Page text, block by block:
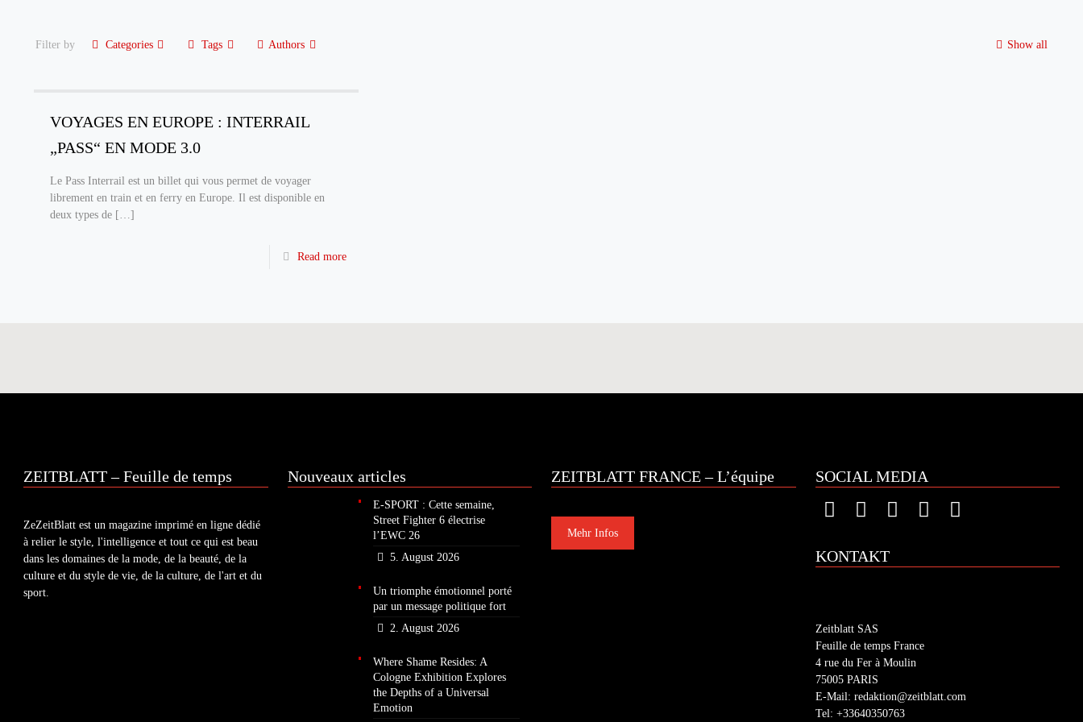
Filter by Categories Tags Authors Show all
VOYAGES EN EUROPE : INTERRAIL
„PASS“ EN MODE 3.0
Le Pass Interrail est un billet qui vous permet de voyager
librement en train et en ferry en Europe. Il est disponible en
deux types de[…]
Read more
ZEITBLATT – Feuille de temps
ZeZeitBlatt est un magazine imprimé en ligne dédié
à relier le style, l'intelligence et tout ce qui est beau
dans les domaines de la mode, de la beauté, de la
culture et du style de vie, de la culture, de l'art et du
sport.
Nouveaux articles
E-SPORT : Cette semaine,
Street Fighter 6 électrise
l’EWC 26
5. August 2026
Un triomphe émotionnel porté
par un message politique fort
2. August 2026
Where Shame Resides: A
Cologne Exhibition Explores
the Depths of a Universal
Emotion
ZEITBLATT FRANCE – L’équipe
Mehr Infos
SOCIAL MEDIA
KONTAKT
Zeitblatt SAS
Feuille de temps France
4 rue du Fer à Moulin
75005 PARIS
E-Mail: redaktion@zeitblatt.com
Tel: +33640350763